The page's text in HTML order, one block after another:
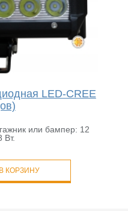
LED-CREE
или бампер: 12
Вт.
В КОРЗИНУ